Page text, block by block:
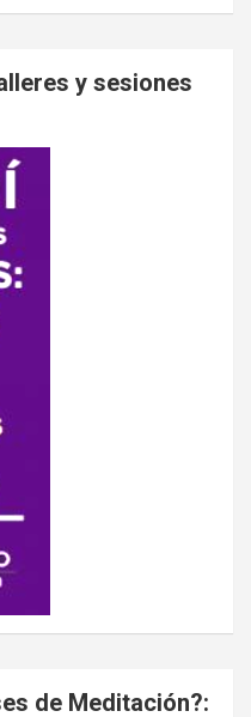
y sesiones
de Meditación?: